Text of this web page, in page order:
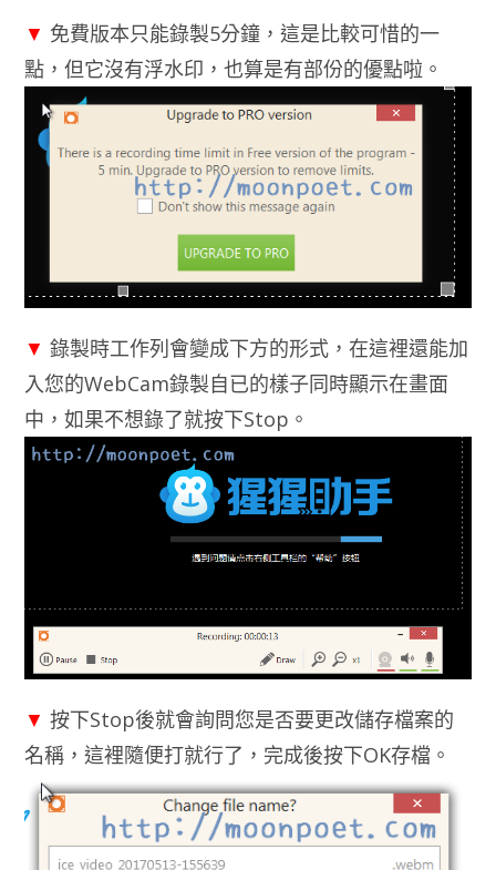
▼ 免費版本只能錄製5分鐘，這是比較可惜的一
點，但它沒有浮水印，也算是有部份的優點啦。
▼ 錄製時工作列會變成下方的形式，在這裡還能加
入您的WebCam錄製自已的樣子同時顯示在畫面
中，如果不想錄了就按下Stop。
▼ 按下Stop後就會詢問您是否要更改儲存檔案的
名稱，這裡隨便打就行了，完成後按下OK存檔。